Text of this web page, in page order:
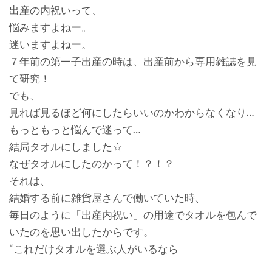
出産の内祝いって、
悩みますよねー。
迷いますよねー。
７年前の第一子出産の時は、出産前から専用雑誌を見
て研究！
でも、
見れば見るほど何にしたらいいのかわからなくなり…
もっともっと悩んで迷って…
結局タオルにしました☆
なぜタオルにしたのかって！？！？
それは、
結婚する前に雑貨屋さんで働いていた時、
毎日のように「出産内祝い」の用途でタオルを包んで
いたのを思い出したからです。
“これだけタオルを選ぶ人がいるなら